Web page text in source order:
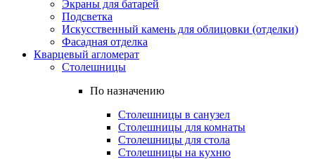
Экраны для батарей
Подсветка
Искусственный камень для облицовки (отделки)
Фасадная отделка
Кварцевый агломерат
Столешницы
По назначению
Столешницы в санузел
Столешницы для комнаты
Столешницы для стола
Столешницы на кухню